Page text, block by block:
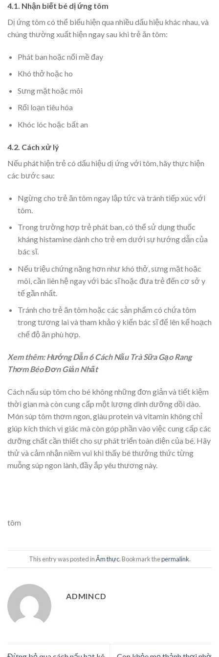
4.1. Nhận biết bé dị ứng tôm
Dị ứng tôm có thể biểu hiện qua nhiều dấu hiệu khác nhau, và
chúng thường xuất hiện ngay sau khi trẻ ăn tôm:
Phát ban hoặc nổi mề đay
Khó thở hoặc ho
Sưng mặt hoặc môi
Rối loạn tiêu hóa
Khóc lóc hoặc bất an
4.2. Cách xử lý
Nếu phát hiện trẻ có dấu hiệu dị ứng với tôm, hãy thực hiện
các bước sau:
Ngừng cho trẻ ăn tôm ngay lập tức và tránh tiếp xúc với
tôm.
Trong trường hợp trẻ phát ban, có thể sử dụng thuốc
kháng histamine dành cho trẻ em dưới sự hướng dẫn của
bác sĩ.
Nếu triệu chứng nặng hơn như khó thở, sưng mặt hoặc
môi, cần liên hệ ngay với bác sĩ hoặc đưa trẻ đến cơ sở y
tế gần nhất.
Tránh cho trẻ ăn tôm hoặc các sản phẩm có chứa tôm
trong tương lai và tham khảo ý kiến bác sĩ để lên kế hoạch
chế độ ăn phù hợp.
Xem thêm: Hướng Dẫn 6 Cách Nấu Trà Sữa Gạo Rang
Thơm Béo Đơn Giản Nhất
Cách nấu súp tôm cho bé không những đơn giản và tiết kiệm
thời gian mà còn cung cấp một lượng dinh dưỡng dồi dào.
Món súp tôm thơm ngon, giàu protein và vitamin không chỉ
giúp kích thích vị giác mà còn góp phần vào việc cung cấp các
dưỡng chất cần thiết cho sự phát triển toàn diện của bé. Hãy
thử và cảm nhận niềm vui khi thấy bé thưởng thức từng
muỗng súp ngon lành, đầy ắp yêu thương này.
tôm
This entry was posted inẨm thực. Bookmark thepermalink.
ADMINCD